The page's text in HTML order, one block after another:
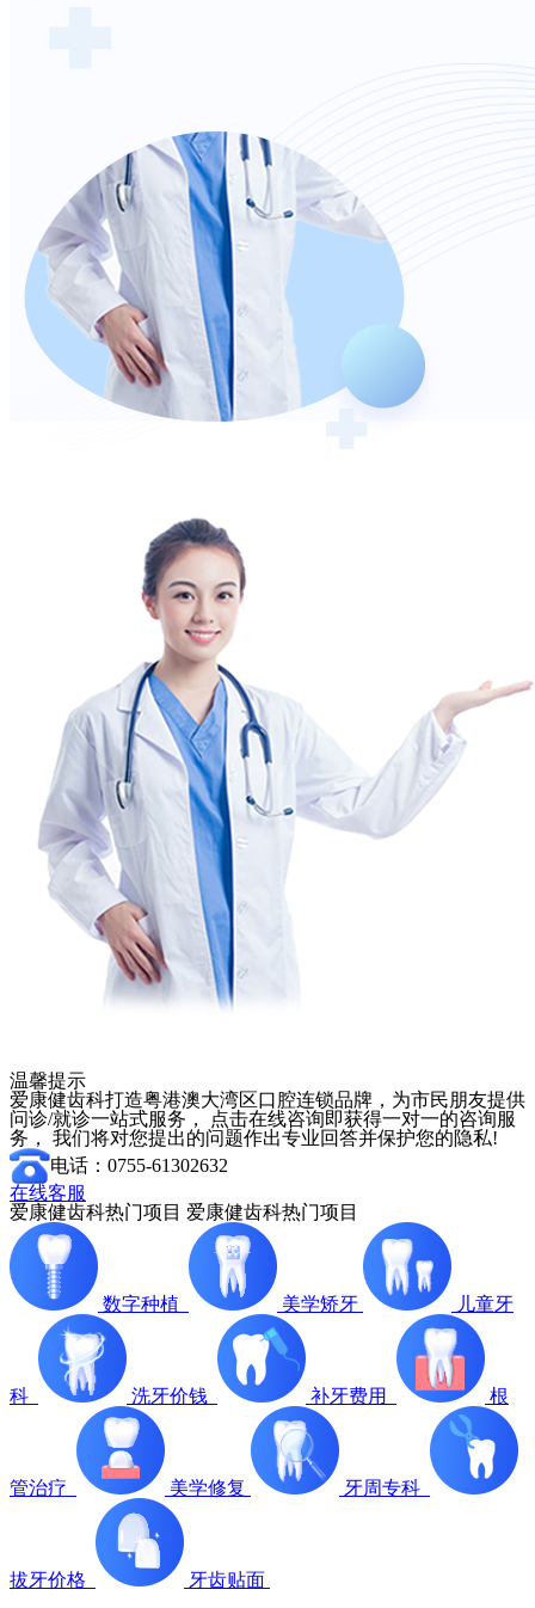
温馨提示
爱康健齿科打造粤港澳大湾区口腔连锁品牌，为市民朋友提供
问诊/就诊一站式服务， 点击在线咨询即获得一对一的咨询服
务， 我们将对您提出的问题作出专业回答并保护您的隐私!
电话：0755-61302632
在线客服
爱康健齿科热门项目 爱康健齿科热门项目
数字种植 美学矫牙 儿童牙
科 洗牙价钱 补牙费用 根
管治疗 美学修复 牙周专科
拔牙价格 牙齿贴面